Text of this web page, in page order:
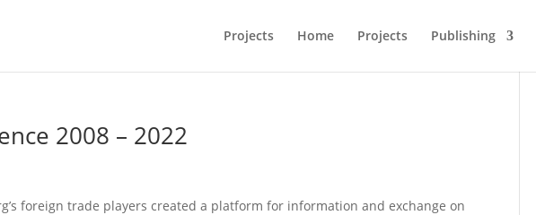
Projects Home Projects Publishing
2008 – 2022
foreign trade players created a platform for information and exchange on